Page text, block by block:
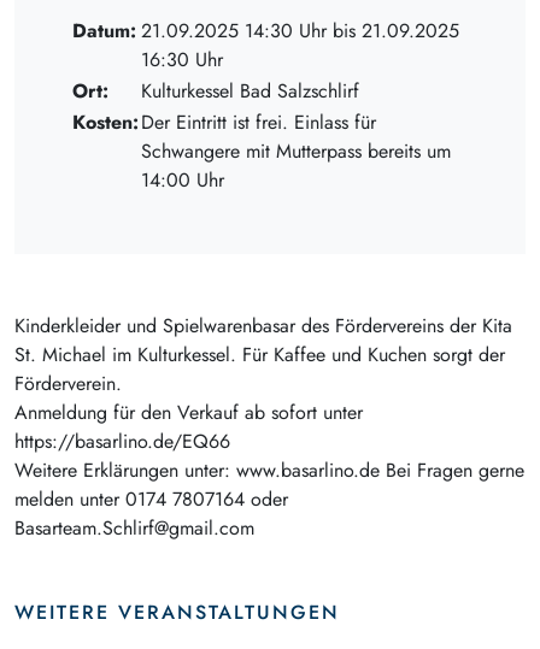
Datum: 21.09.2025 14:30 Uhr bis 21.09.2025
16:30 Uhr
Ort:
Kulturkessel Bad Salzschlirf
Kosten:Der Eintritt ist frei. Einlass für
Schwangere mit Mutterpass bereits um
14:00 Uhr
Kinderkleider und Spielwarenbasar des Fördervereins der Kita
St. Michael im Kulturkessel. Für Kaffee und Kuchen sorgt der
Förderverein.
Anmeldung für den Verkauf ab sofort unter
https://basarlino.de/EQ66
Weitere Erklärungen unter: www.basarlino.de Bei Fragen gerne
melden unter 0174 7807164 oder
Basarteam.Schlirf@gmail.com
WEITERE VERANSTALTUNGEN